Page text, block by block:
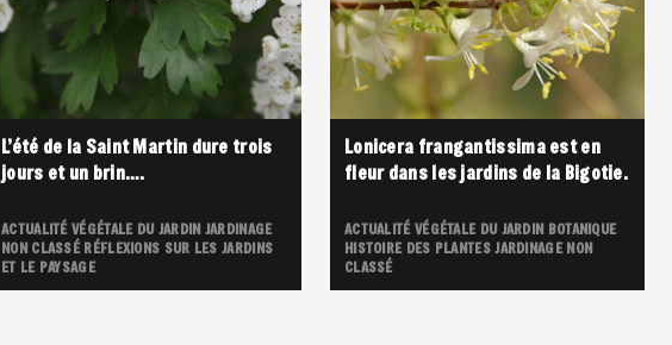
L’été de la Saint Martin dure trois
jours et un brin….
ACTUALITÉ VÉGÉTALE DU JARDINJARDINAGE
NON CLASSÉRÉFLEXIONS SUR LES JARDINS
ET LE PAYSAGE
Lonicera frangantissima est en
fleur dans les jardins de la Bigotie.
ACTUALITÉ VÉGÉTALE DU JARDIN BOTANIQUE
HISTOIRE DES PLANTESJARDINAGENON
CLASSÉ